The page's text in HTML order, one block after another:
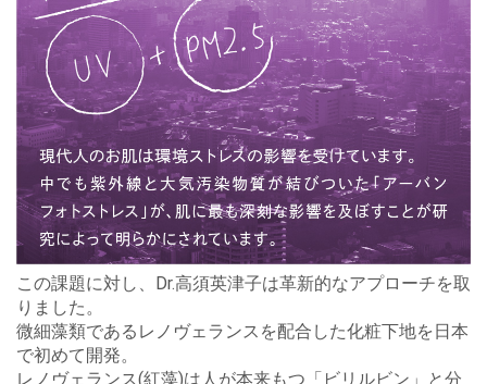
この課題に対し、Dr.高須英津子は革新的なアプローチを取
りました。
微細藻類であるレノヴェランスを配合した化粧下地を日本
で初めて開発。
レノヴェランス(紅藻)は⼈が本来もつ「ビリルビン」と分